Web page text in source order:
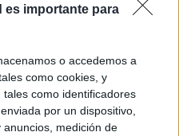
es importante para
o accedemos a
como cookies, y
como identificadores
por un dispositivo,
medición de